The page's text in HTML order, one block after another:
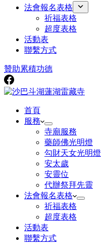
法會報名表格
祈福表格
超度表格
活動表
聯繫方式
贊助累積功德
首頁
服務
寺廟服務
藥師佛光明燈
勾財天女光明燈
安太歲
安靈位
代辦祭拜先靈
法會報名表格
祈福表格
超度表格
活動表
聯繫方式